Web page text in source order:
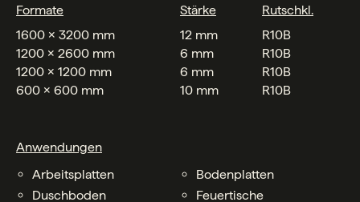
Formate Stärke
Rutschkl.
1600 x 3200 mm
12 mm
R10B
1200 x 2600 mm
6 mm
R10B
1200 x 1200 mm
6 mm
R10B
600 x 600 mm
10 mm R10B
Anwendungen
Arbeitsplatten
Bodenplatten
Duschboden
Feuertische